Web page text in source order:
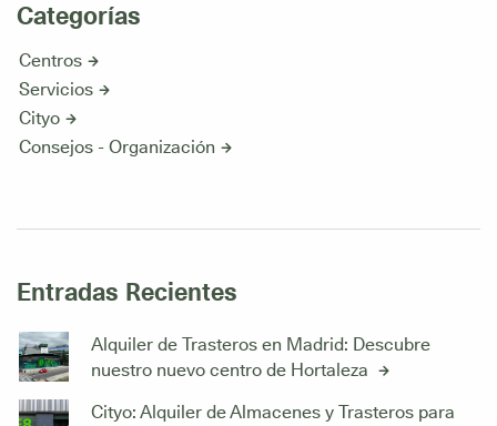
Categorías
Centros
Servicios
Cityo
Consejos - Organización
Entradas Recientes
Alquiler de Trasteros en Madrid: Descubre
nuestro nuevo centro de Hortaleza
Cityo: Alquiler de Almacenes y Trasteros para